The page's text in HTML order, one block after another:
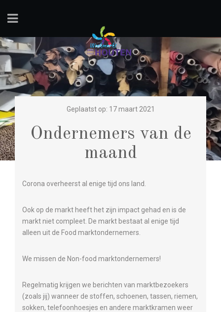
Geplaatst op: 17 maart 2021
Ondernemers van de
maand
Corona overheerst al enige tijd ons land.
Ook op de markt heeft het zijn impact gehad en is de
markt niet compleet. De markt bestaat al enige tijd
alleen uit de Food marktondernemers.
We missen de Non-food marktondernemers!
Regelmatig krijgen we berichten van marktbezoekers
(zoals jij) wanneer de stoffen, schoenen, tassen, riemen,
sokken, telefoonhoesjes en andere marktkramen weer